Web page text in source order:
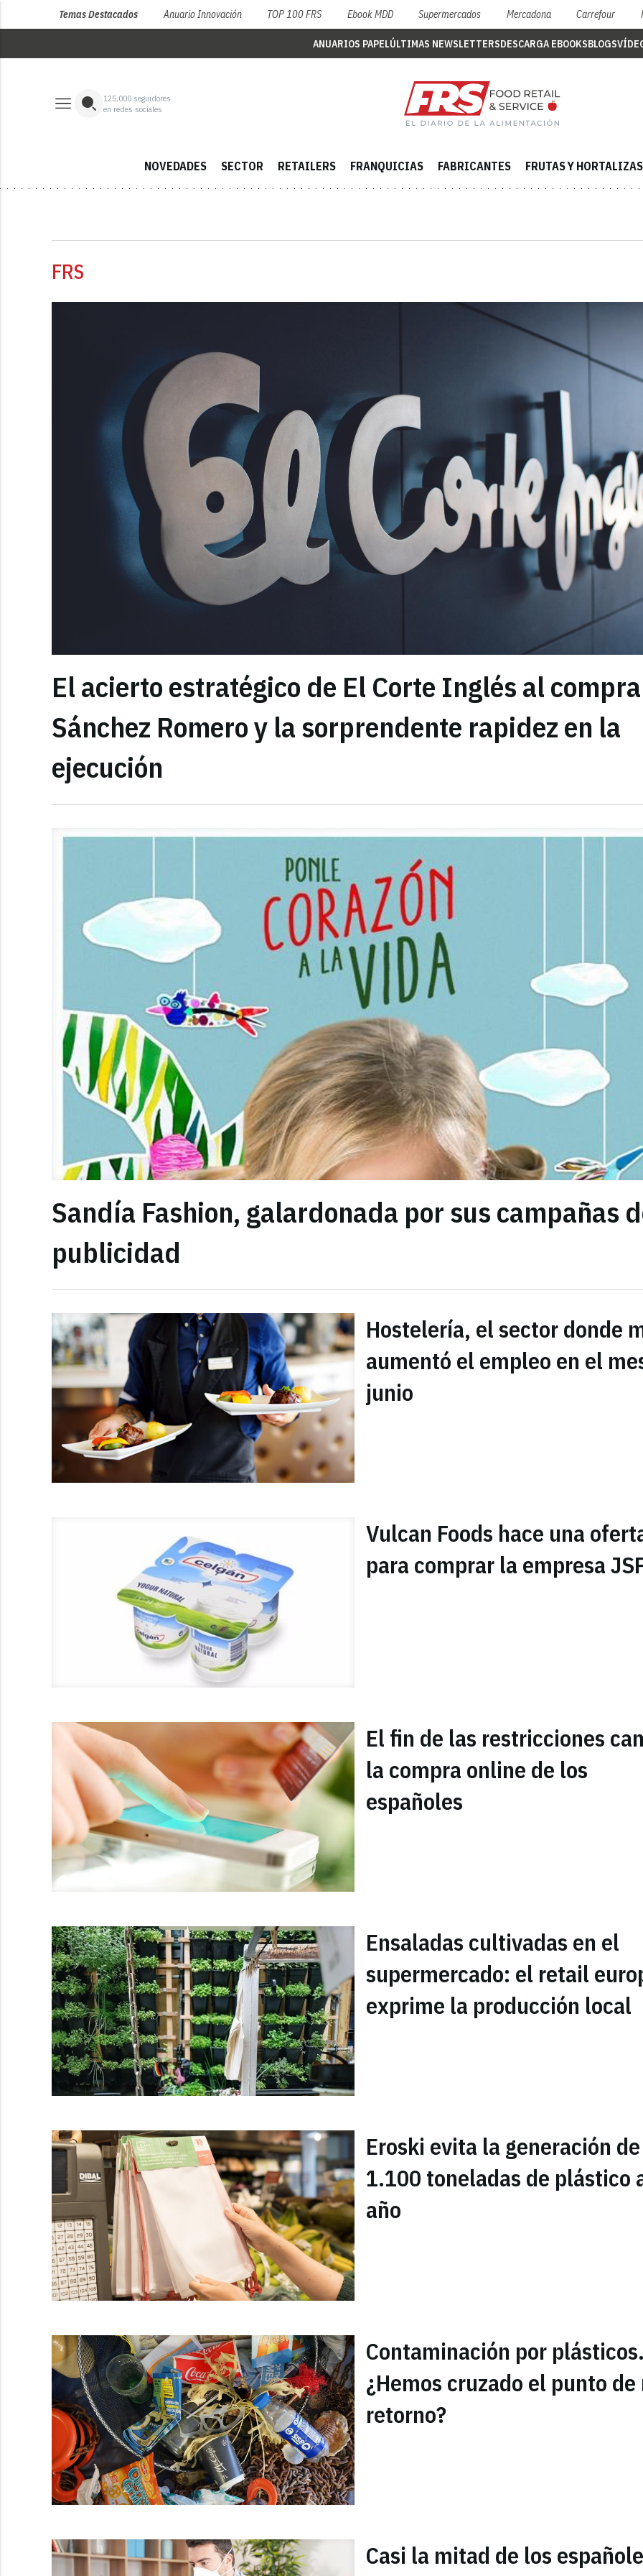
Temas Destacados Anuario Innovación TOP 100 FRS Ebook MDD Supermercados Mercadona Carrefour
ANUARIOS PAPELÚLTIMAS NEWSLETTERSDESCARGA EBOOKSBLOGS
125,000 seguidores
en redes sociales
NOVEDADES SECTOR RETAILERS FRANQUICIAS FABRICANTES FRUTAS Y HORTALIZAS
FRS
El acierto estratégico de El Corte Inglés al
Sánchez Romero y la sorprendente rapidez en la
ejecución
Sandía Fashion, galardonada por sus campañas
publicidad
Hostelería, el sector donde
aumentó el empleo en el
junio
Vulcan Foods hace una
para comprar la empresa
El fin de las restricciones
la compra online de los
españoles
Ensaladas cultivadas en el
supermercado: el retail
exprime la producción local
Eroski evita la generación de
1.100 toneladas de plástico
año
Contaminación por
¿Hemos cruzado el punto de
retorno?
Casi la mitad de los